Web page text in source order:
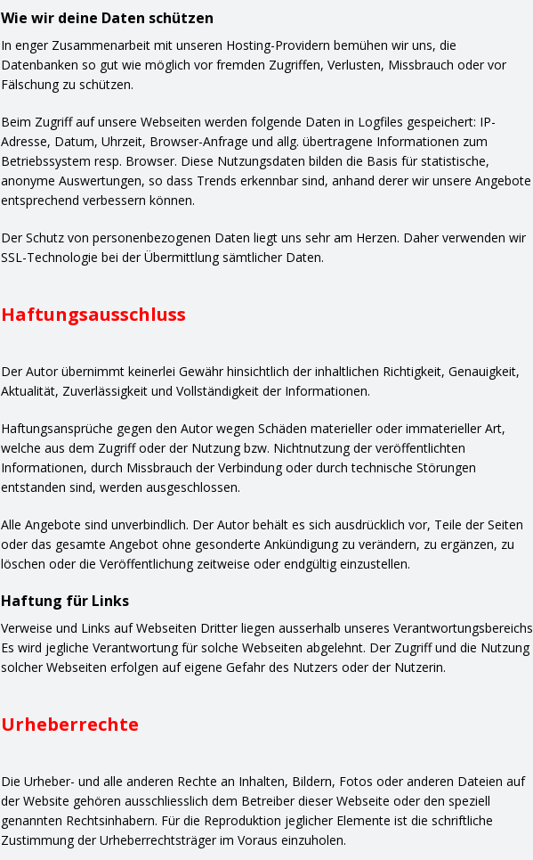
Wie wir deine Daten schützen
In enger Zusammenarbeit mit unseren Hosting-Providern bemühen wir uns, die
Datenbanken so gut wie möglich vor fremden Zugriffen, Verlusten, Missbrauch oder vor
Fälschung zu schützen.
Beim Zugriff auf unsere Webseiten werden folgende Daten in Logfiles gespeichert: IP-
Adresse, Datum, Uhrzeit, Browser-Anfrage und allg. übertragene Informationen zum
Betriebssystem resp. Browser. Diese Nutzungsdaten bilden die Basis für statistische,
anonyme Auswertungen, so dass Trends erkennbar sind, anhand derer wir unsere Angebote
entsprechend verbessern können.
Der Schutz von personenbezogenen Daten liegt uns sehr am Herzen. Daher verwenden wir
SSL-Technologie bei der Übermittlung sämtlicher Daten.
Haftungsausschluss
Der Autor übernimmt keinerlei Gewähr hinsichtlich der inhaltlichen Richtigkeit, Genauigkeit,
Aktualität, Zuverlässigkeit und Vollständigkeit der Informationen.
Haftungsansprüche gegen den Autor wegen Schäden materieller oder immaterieller Art,
welche aus dem Zugriff oder der Nutzung bzw. Nichtnutzung der veröffentlichten
Informationen, durch Missbrauch der Verbindung oder durch technische Störungen
entstanden sind, werden ausgeschlossen.
Alle Angebote sind unverbindlich. Der Autor behält es sich ausdrücklich vor, Teile der Seiten
oder das gesamte Angebot ohne gesonderte Ankündigung zu verändern, zu ergänzen, zu
löschen oder die Veröffentlichung zeitweise oder endgültig einzustellen.
Haftung für Links
Verweise und Links auf Webseiten Dritter liegen ausserhalb unseres Verantwortungsbereichs
Es wird jegliche Verantwortung für solche Webseiten abgelehnt. Der Zugriff und die Nutzung
solcher Webseiten erfolgen auf eigene Gefahr des Nutzers oder der Nutzerin.
Urheberrechte
Die Urheber- und alle anderen Rechte an Inhalten, Bildern, Fotos oder anderen Dateien auf
der Website gehören ausschliesslich dem Betreiber dieser Webseite oder den speziell
genannten Rechtsinhabern. Für die Reproduktion jeglicher Elemente ist die schriftliche
Zustimmung der Urheberrechtsträger im Voraus einzuholen.